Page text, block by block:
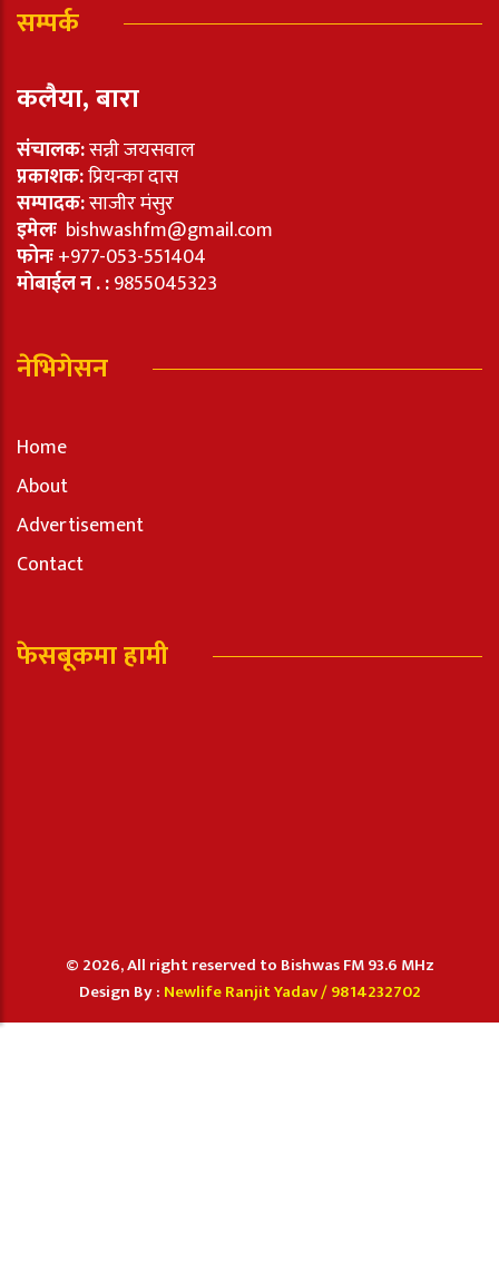
सम्पर्क
कलैया, बारा
संचालक:सन्नी जयसवाल
प्रकाशक:प्रियन्का दास
सम्पादक:साजीर मंसुर
इमेलः bishwashfm@gmail.com
फोनः+977-053-551404
मोबाईल न . :9855045323
नेभिगेसन
Home
About
Advertisement
Contact
फेसबूकमा हामी
© 2026, All right reserved to Bishwas FM 93.6 MHz
Design By : Newlife Ranjit Yadav /9814232702